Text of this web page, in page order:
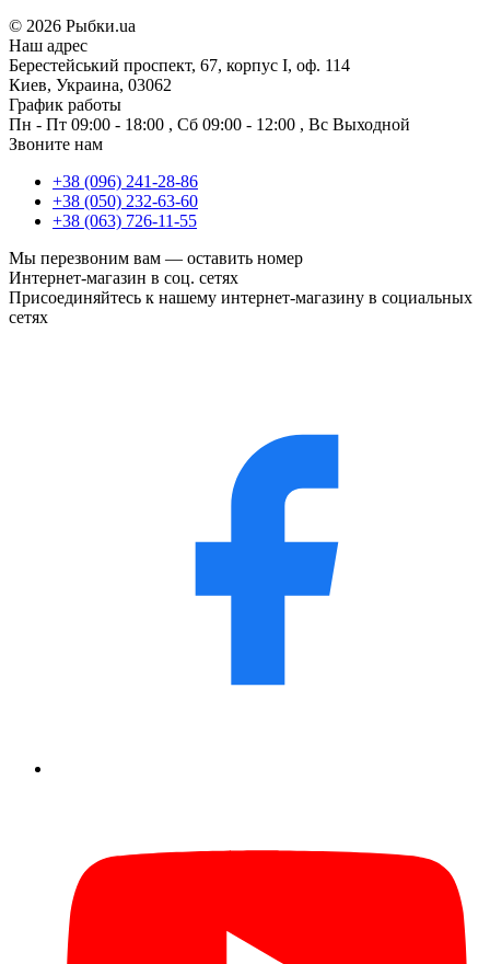
© 2026 Рыбки.ua
Наш адрес
Берестейський проспект, 67, корпус I, оф. 114
Киев, Украина, 03062
График работы
Пн - Пт 09:00 - 18:00 , Сб 09:00 - 12:00 , Вс Выходной
Звоните нам
+38 (096) 241-28-86
+38 (050) 232-63-60
+38 (063) 726-11-55
Мы перезвоним вам — оставить номер
Интернет-магазин в соц. сетях
Присоединяйтесь к нашему интернет-магазину в социальных
сетях